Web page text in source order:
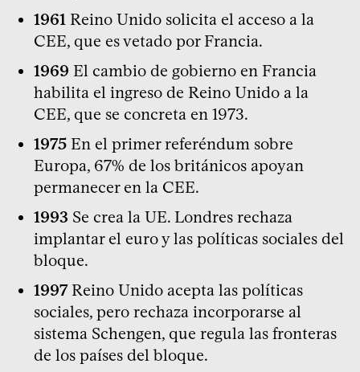
1961 Reino Unido solicita el acceso a la
CEE, que es vetado por Francia.
1969 El cambio de gobierno en Francia
habilita el ingreso de Reino Unido a la
CEE, que se concreta en 1973.
1975 En el primer referéndum sobre
Europa, 67% de los británicos apoyan
permanecer en la CEE.
1993 Se crea la UE. Londres rechaza
implantar el euro y las políticas sociales del
bloque.
1997Reino Unido acepta las políticas
sociales, pero rechaza incorporarse al
sistema Schengen, que regula las fronteras
de los países del bloque.